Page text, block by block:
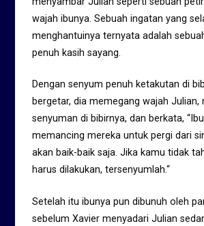
wajah ibunya. Sebuah ingatan yang
menghantuinya ternyata adalah
penuh kasih sayang.
Dengan senyum penuh ketakutan di
bergetar, dia memegang wajah Julian,
senyuman di bibirnya, dan berkata,
memancing mereka untuk pergi dari
akan baik-baik saja. Jika kamu tidak
harus dilakukan, tersenyumlah.“
Setelah itu ibunya pun dibunuh oleh
sebelum Xavier menyadari Julian